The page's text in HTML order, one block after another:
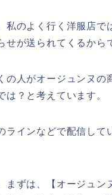
私のよく行く洋服店で
が送られてくるから
の人がオージュンヌの
？と考えています。
インなどで配信して
まずは、【オージュン